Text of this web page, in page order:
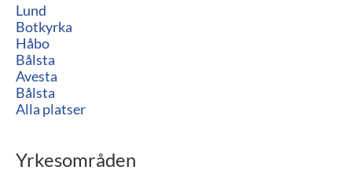
Lund
Botkyrka
Håbo
Bålsta
Avesta
Bålsta
Alla platser
Yrkesområden